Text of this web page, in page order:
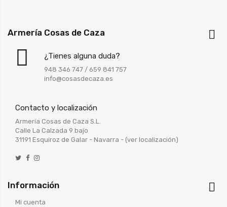
Armería Cosas de Caza 
¿Tienes alguna duda?
948 346 747 / 659 841 757
info@cosasdecaza.es
Contacto y localización
Armería Cosas de Caza S.L.
Calle La Calzada 9 bajo
31191 Esquiroz de Galar - Navarra - (ver localización)
Información 
Mi cuenta